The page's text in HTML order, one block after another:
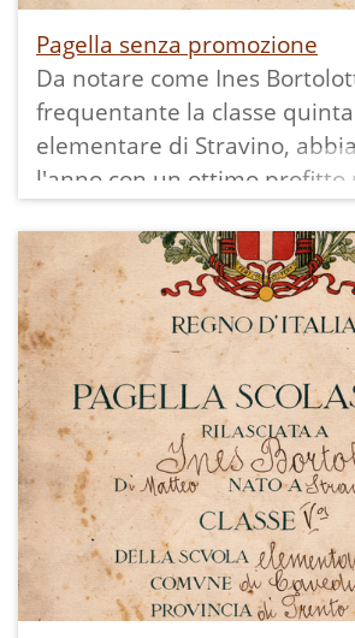
Pagella senza promozione
Da notare come Ines
frequentante la classe
elementare di Stravino,
l'anno con un ottimo profitto
elementare di Stravino aveva
classi per cui bisognava
se non si era stati fermati
all'assolvimento dell'obbligo
otto anni, che Ines ha
successivo.